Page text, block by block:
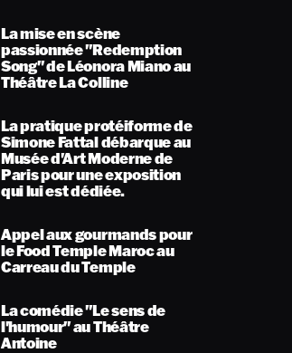
La mise en scène
passionnée "Redemption
Song" de Léonora Miano au
Théâtre La Colline
La pratique protéiforme de
Simone Fattal débarque au
Musée d'Art Moderne de
Paris pour une exposition
qui lui est dédiée.
Appel aux gourmands pour
le Food Temple Maroc au
Carreau du Temple
La comédie "Le sens de
l'humour" au Théâtre
Antoine